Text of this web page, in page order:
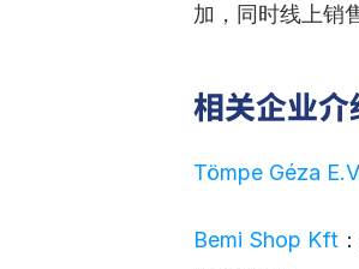
加，同时线上销
相关企业介
Tömpe Géza
Bemi Shop Kft